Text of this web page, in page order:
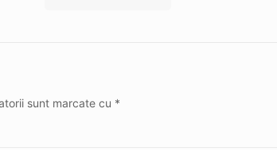
sunt marcate cu *